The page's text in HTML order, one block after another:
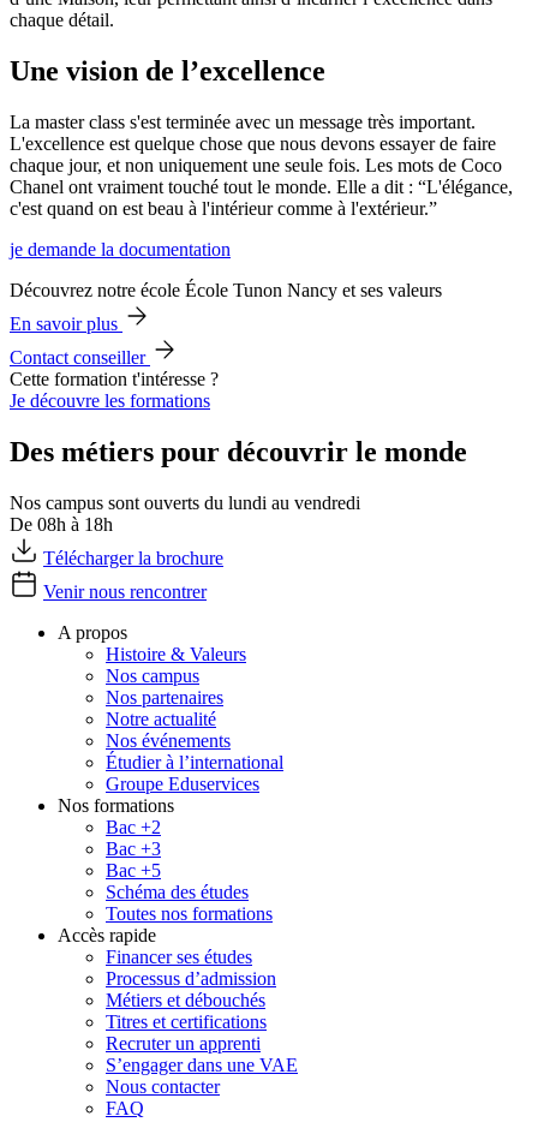
chaque détail.
Une vision de l’excellence
La master class s'est terminée avec un message très important.
L'excellence est quelque chose que nous devons essayer de faire
chaque jour, et non uniquement une seule fois. Les mots de Coco
Chanel ont vraiment touché tout le monde. Elle a dit : “L'élégance,
c'est quand on est beau à l'intérieur comme à l'extérieur.”
je demande la documentation
Découvrez notre école École Tunon Nancy et ses valeurs
En savoir plus
Contact conseiller
Cette formation t'intéresse ?
Je découvre les formations
Des métiers pour découvrir le monde
Nos campus sont ouverts du lundi au vendredi
De 08h à 18h
Télécharger la brochure
Venir nous rencontrer
A propos
Histoire & Valeurs
Nos campus
Nos partenaires
Notre actualité
Nos événements
Étudier à l’international
Groupe Eduservices
Nos formations
Bac +2
Bac +3
Bac +5
Schéma des études
Toutes nos formations
Accès rapide
Financer ses études
Processus d’admission
Métiers et débouchés
Titres et certifications
Recruter un apprenti
S’engager dans une VAE
Nous contacter
FAQ